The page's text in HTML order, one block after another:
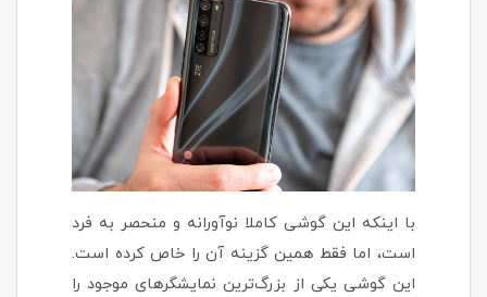
با اینکه این گوشی کاملا نوآورانه و منحصر به فرد
است، اما فقط همین گزینه آن را خاص کرده است.
این گوشی یکی از بزرگ‌ترین نمایشگرهای موجود را